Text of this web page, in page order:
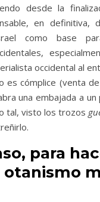
desde la
en definitiva,
como base
occidental al
es cómplice (venta
una embajada a un
tal, visto los trozos
para
otanismo